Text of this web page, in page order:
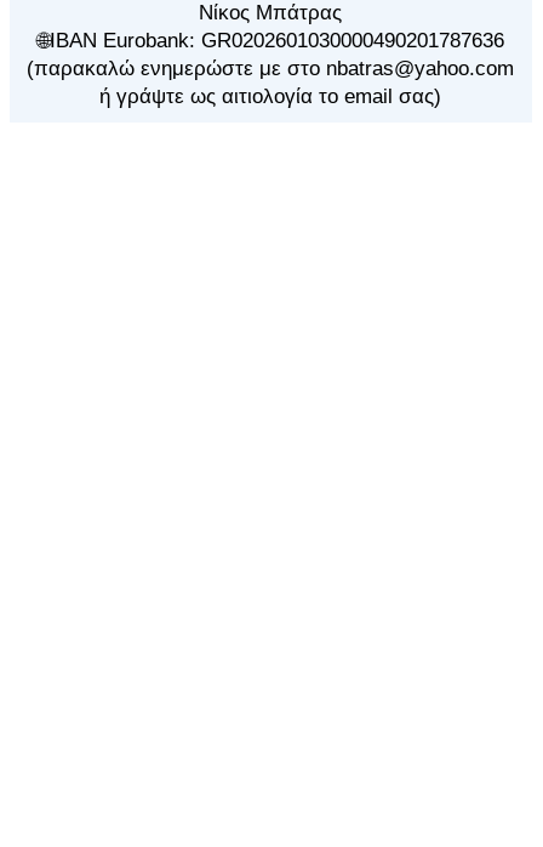
Νίκος Μπάτρας
🌐IBAN Eurobank: GR0202601030000490201787636
(παρακαλώ ενημερώστε με στο nbatras@yahoo.com
ή γράψτε ως αιτιολογία το email σας)